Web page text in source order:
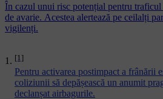
[1]
Pentru activarea postimpact a frânării
coliziunii să depășească un anumit
declanșat airbagurile.
În cazul unui risc potențial pentru
de avarie. Acestea alertează pe ceilalți
vigilenți.